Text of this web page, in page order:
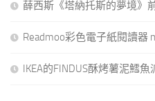
薛西斯《塔納托斯的夢境》
Readmoo彩色電子紙閱讀器
IKEA的FINDUS酥烤薯泥鱈